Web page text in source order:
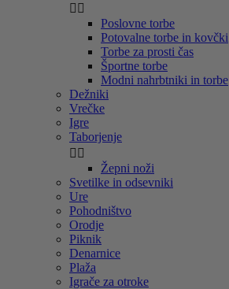
 
Poslovne torbe
Potovalne torbe in kovčki
Torbe za prosti čas
Športne torbe
Modni nahrbtniki in torbe
Dežniki
Vrečke
Igre
Taborjenje
 
Žepni noži
Svetilke in odsevniki
Ure
Pohodništvo
Orodje
Piknik
Denarnice
Plaža
Igrače za otroke